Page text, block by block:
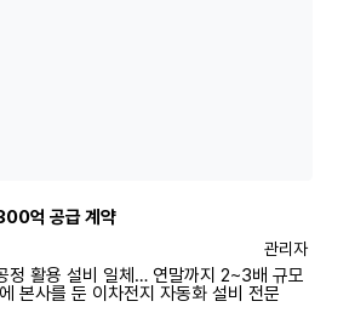
억 공급 계약
등록자
관리자
정 활용 설비 일체… 연말까지 2~3배 규모
본사를 둔 이차전지 자동화 설비 전문